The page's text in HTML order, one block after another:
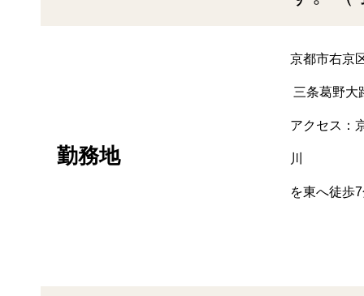
勤務地
京都市右京
三条葛野大
アクセス：
川 （
を東へ徒歩